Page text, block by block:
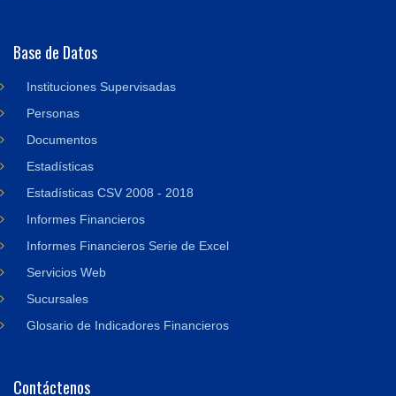
Base de Datos
Instituciones Supervisadas
Personas
Documentos
Estadísticas
Estadísticas CSV 2008 - 2018
Informes Financieros
Informes Financieros Serie de Excel
Servicios Web
Sucursales
Glosario de Indicadores Financieros
Contáctenos